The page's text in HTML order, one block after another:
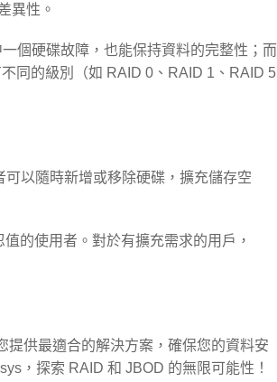
異性。
個硬碟故障，也能保持資料的完整性；而
同的級別（如 RAID 0、RAID 1、RAID 5
以隨時新增或移除硬碟，擴充儲存空
的使用者。對於有擴充需求的用戶，
提供最適合的解決方案，確保您的資料安
，探索 RAID 和 JBOD 的無限可能性！